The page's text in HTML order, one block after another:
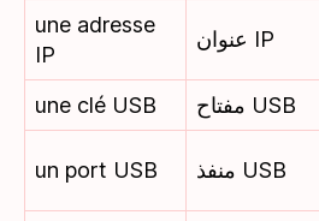
une adresse
IP
عنوان IP
une clé USB مفتاح USB
un port USB منفذ USB